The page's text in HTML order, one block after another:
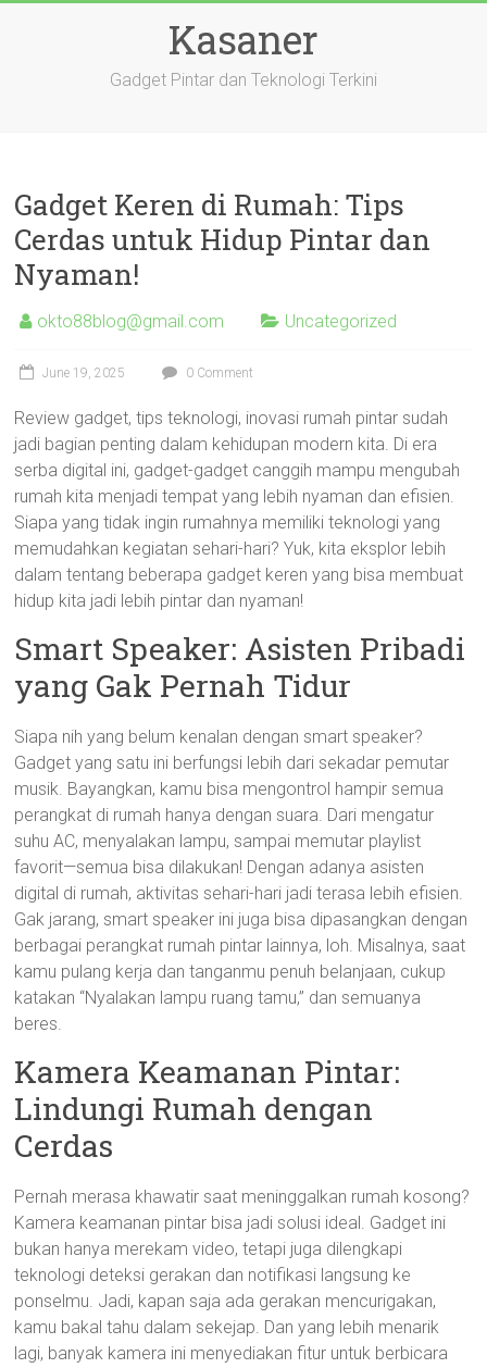
Kasaner
Gadget Pintar dan Teknologi Terkini
Gadget Keren di Rumah: Tips
Cerdas untuk Hidup Pintar dan
Nyaman!
okto88blog@gmail.com Uncategorized
June 19, 2025 0 Comment
Review gadget, tips teknologi, inovasi rumah pintar sudah
jadi bagian penting dalam kehidupan modern kita. Di era
serba digital ini, gadget-gadget canggih mampu mengubah
rumah kita menjadi tempat yang lebih nyaman dan efisien.
Siapa yang tidak ingin rumahnya memiliki teknologi yang
memudahkan kegiatan sehari-hari? Yuk, kita eksplor lebih
dalam tentang beberapa gadget keren yang bisa membuat
hidup kita jadi lebih pintar dan nyaman!
Smart Speaker: Asisten Pribadi
yang Gak Pernah Tidur
Siapa nih yang belum kenalan dengan smart speaker?
Gadget yang satu ini berfungsi lebih dari sekadar pemutar
musik. Bayangkan, kamu bisa mengontrol hampir semua
perangkat di rumah hanya dengan suara. Dari mengatur
suhu AC, menyalakan lampu, sampai memutar playlist
favorit—semua bisa dilakukan! Dengan adanya asisten
digital di rumah, aktivitas sehari-hari jadi terasa lebih efisien.
Gak jarang, smart speaker ini juga bisa dipasangkan dengan
berbagai perangkat rumah pintar lainnya, loh. Misalnya, saat
kamu pulang kerja dan tanganmu penuh belanjaan, cukup
katakan “Nyalakan lampu ruang tamu,” dan semuanya
beres.
Kamera Keamanan Pintar:
Lindungi Rumah dengan
Cerdas
Pernah merasa khawatir saat meninggalkan rumah kosong?
Kamera keamanan pintar bisa jadi solusi ideal. Gadget ini
bukan hanya merekam video, tetapi juga dilengkapi
teknologi deteksi gerakan dan notifikasi langsung ke
ponselmu. Jadi, kapan saja ada gerakan mencurigakan,
kamu bakal tahu dalam sekejap. Dan yang lebih menarik
lagi, banyak kamera ini menyediakan fitur untuk berbicara